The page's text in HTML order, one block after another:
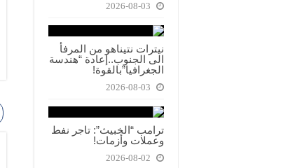
2026-08-03
نيترات نتيناهو من المرفأ
الى الجنوب..إعادة “هندسة
الجغرافيا”بالقوة!
2026-08-03
ترامب “الخبيث”: تاجر نفط
وعملات وأزمات!
2026-08-02